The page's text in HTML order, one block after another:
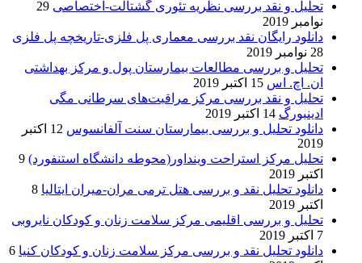
تحلیل و نقد بررسی نظریه تئوری گشتالت-اختصاصی 29
نوامبر 2019
دانلود رایگان نقد بررسی معماری پل فلزی-تاریخچه پل فلزی
28 نوامبر 2019
تحلیل و بررسی مطالعات بیمارستان پول و مرکز بهداشتی
ان. اچ. اس 15 اکتبر 2019
تحلیل و نقد بررسی مرکز مراقبت‌های سرطانی مگی
ادینبورگ 14 اکتبر 2019
دانلود تحلیل و بررسی بیمارستان سنت آلفانسوس
12 اکتبر
2019
تحلیل مرکز استراحت وینداور(محوطه دانشگاه استنفورد) 9
اکتبر 2019
دانلود تحلیل نقد و بررسی هتل ترمی مران-میران ایتالیا 8
اکتبر 2019
تحلیل و بررسی اقلیمی مرکز سلامت زنان و کودکان نایروبی
7 اکتبر 2019
دانلود تحلیل نقد و بررسی مرکز سلامت زنان و کودکان کنیا 6